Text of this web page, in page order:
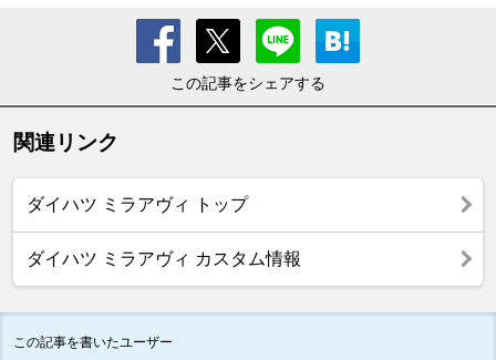
この記事をシェアする
関連リンク
ダイハツ ミラアヴィ トップ
ダイハツ ミラアヴィ カスタム情報
この記事を書いたユーザー